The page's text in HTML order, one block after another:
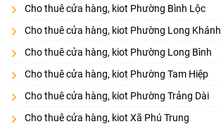
Cho thuê cửa hàng, kiot Phường Bình Lộc
Cho thuê cửa hàng, kiot Phường Long Khánh
Cho thuê cửa hàng, kiot Phường Long Bình
Cho thuê cửa hàng, kiot Phường Tam Hiệp
Cho thuê cửa hàng, kiot Phường Trảng Dài
Cho thuê cửa hàng, kiot Xã Phú Trung